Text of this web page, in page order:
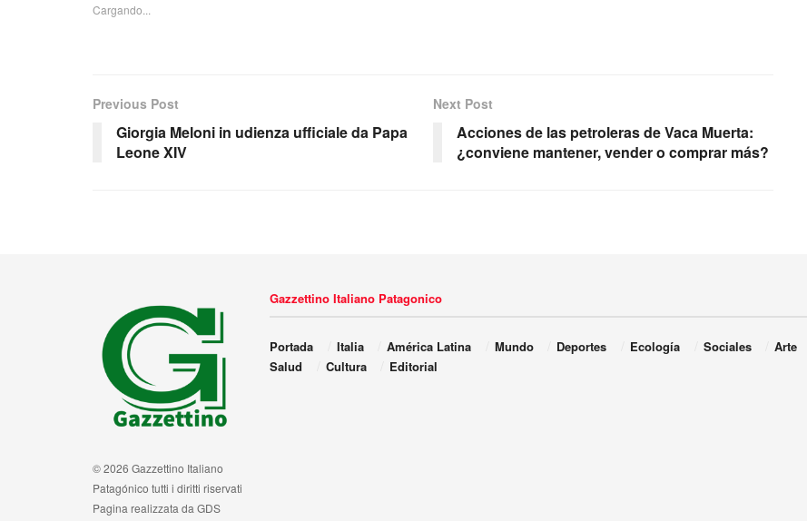
Cargando...
Previous Post
Giorgia Meloni in udienza ufficiale da Papa
Leone XIV
Next Post
Acciones de las petroleras de Vaca Muerta:
¿conviene mantener, vender o comprar más?
© 2026 Gazzettino Italiano
Patagónico tutti i diritti riservati
Pagina realizzata da GDS
Gazzettino Italiano Patagonico
Portada Italia América Latina Mundo Deportes Ecología Sociales
Arte
Salud
Cultura Editorial